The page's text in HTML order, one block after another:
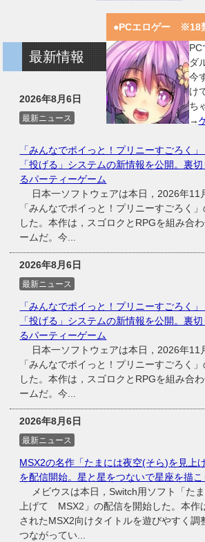
●PCエロゲー ※18
PC
ダ
今
け
ち
→
最新情報
2026年8月6日
最新ニュース
「みんなでポイっと！プリニーすごろく
「投げる」システムの新情報を公開。裏
るパーティーゲーム
日本一ソフトウェアは本日，2026年11
「みんなでポイっと！プリニーすごろく
した。本作は，スゴロクとRPGを組み合
ームだ。今...
2026年8月6日
最新ニュース
「みんなでポイっと！プリニーすごろく
「投げる」システムの新情報を公開。裏
るパーティーゲーム
日本一ソフトウェアは本日，2026年11
「みんなでポイっと！プリニーすごろく
した。本作は，スゴロクとRPGを組み合
ームだ。今...
2026年8月6日
最新ニュース
MSX2の名作「たまには夜空(そら)を見上
を配信開始。星と星をつないで星座を描こ
メビウスは本日，Switch用ソフト「た
上げて MSX2」の配信を開始した。本作
されたMSX2向けタイトルを遊びやすく調
つながってい...